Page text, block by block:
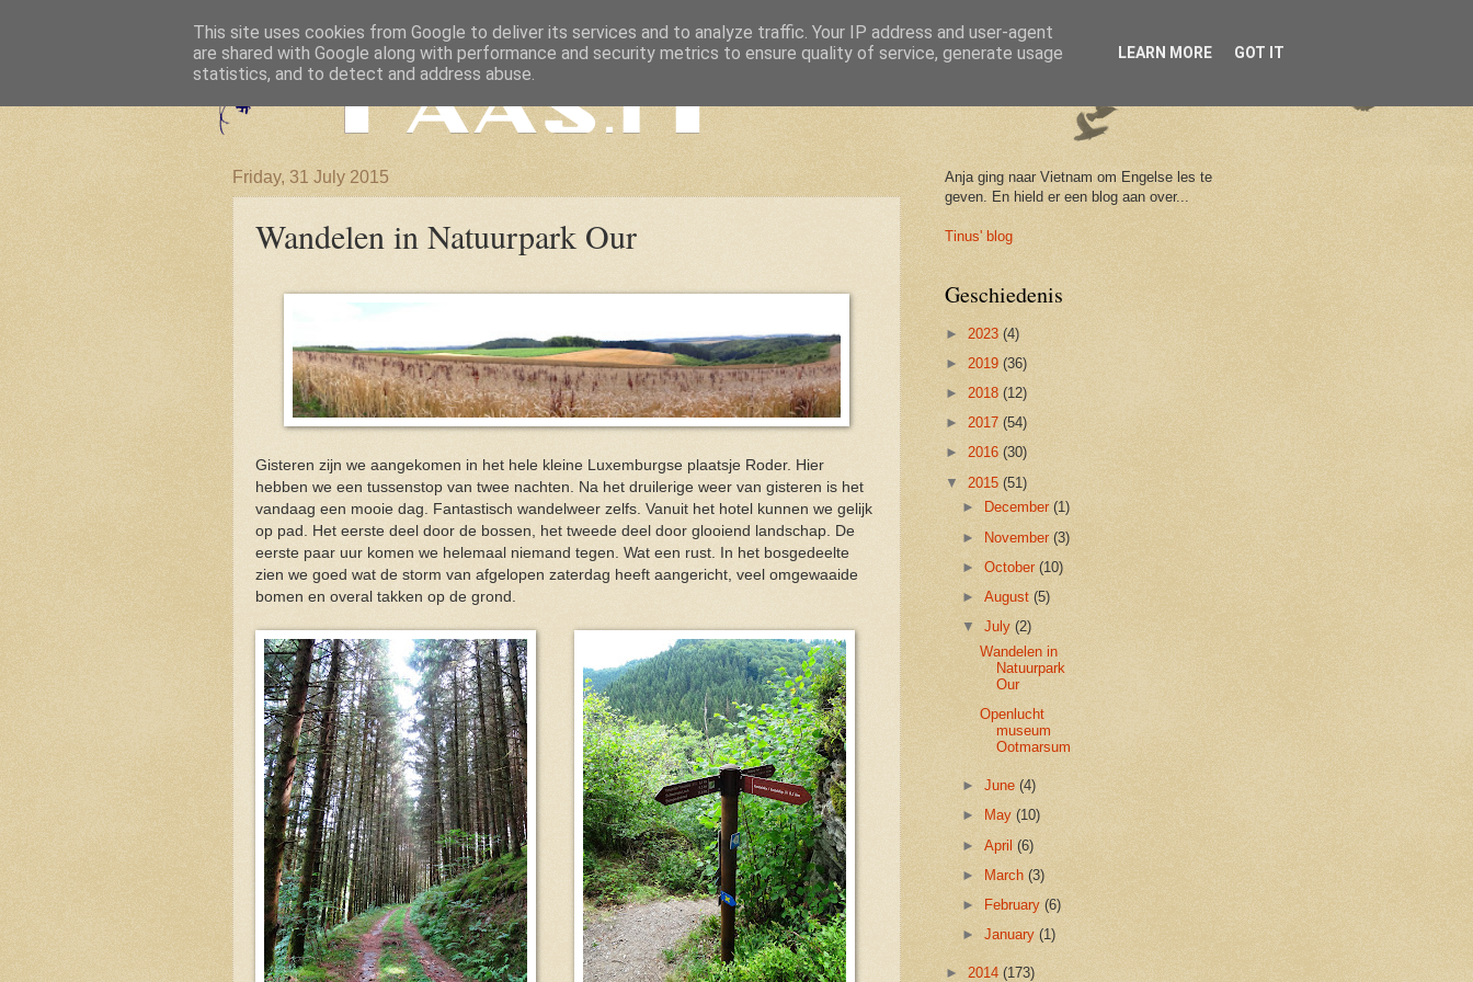
Friday, 31 July 2015
Wandelen in Natuurpark Our
Gisteren zijn we aangekomen in het hele kleine Luxemburgse plaatsje Roder. Hier
hebben we een tussenstop van twee nachten. Na het druilerige weer van gisteren is het
vandaag een mooie dag. Fantastisch wandelweer zelfs. Vanuit het hotel kunnen we gelijk
op pad. Het eerste deel door de bossen, het tweede deel door glooiend landschap. De
eerste paar uur komen we helemaal niemand tegen. Wat een rust. In het bosgedeelte
zien we goed wat de storm van afgelopen zaterdag heeft aangericht, veel omgewaaide
bomen en overal takken op de grond.
Anja ging naar Vietnam om Engelse les te
geven. En hield er een blog aan over...
Tinus' blog
Geschiedenis
► 2023 (4)
► 2019 (36)
► 2018 (12)
► 2017 (54)
► 2016 (30)
▼ 2015 (51)
►
December(1)
► November(3)
►October(10)
►August(5)
▼July(2)
Wandelen in
Natuurpark
Our
Openlucht
museum
Ootmarsum
►June(4)
►
May(10)
►April(6)
► March(3)
►
February(6)
►January(1)
► 2014 (173)
This site uses cookies from Google to deliver its services and to analyze traffic. Your IP address and user-agent
are shared with Google along with performance and security metrics to ensure quality of service, generate usage
statistics, and to detect and address abuse.
LEARN MORE GOT IT